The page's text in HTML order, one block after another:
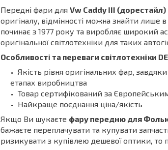
Передні фари для Vw Caddy III
оригіналу, відмінності можна знайти лише
починає з 1977 року та виробляє широкий
оригінальної світлотехніки для таких
Особливості та переваги світлотехніки
Якість рівня оригінальних фар,
етапах виробництва
Товар сертифікований за
Найкраще поєднання ціна/якість
Якщо Ви шукаєте фару передню для
бажаєте переплачувати та купувати
ризикувати з купівлею дешевої оптики, то